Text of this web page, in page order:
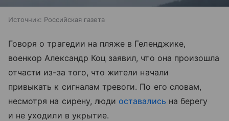
Источник: Российская газета
Говоря о трагедии на пляже в Геленджике,
военкор Александр Коц заявил, что она произошла
отчасти из-за того, что жители начали
привыкать к сигналам тревоги. По его словам,
несмотря на сирену, люди оставались на берегу
и не уходили в укрытие.